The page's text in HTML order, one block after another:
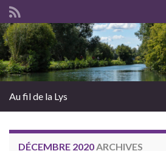
Au fil de la Lys
DÉCEMBRE 2020 ARCHIVES